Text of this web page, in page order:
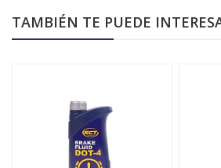
TAMBIÉN TE PUEDE